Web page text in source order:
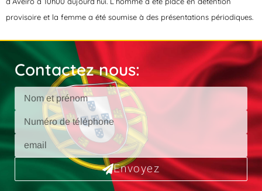
provisoire et la femme a été soumise à des présentations périodiques.
Contactez nous:
Envoyez